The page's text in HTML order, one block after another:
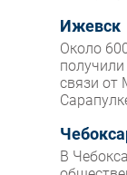
Ижевск
Около
получили
связи от
В